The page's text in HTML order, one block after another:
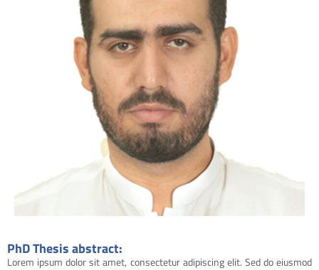
PhD Thesis abstract:
Lorem ipsum dolor sit amet, consectetur adipiscing elit. Sed do eiusmod